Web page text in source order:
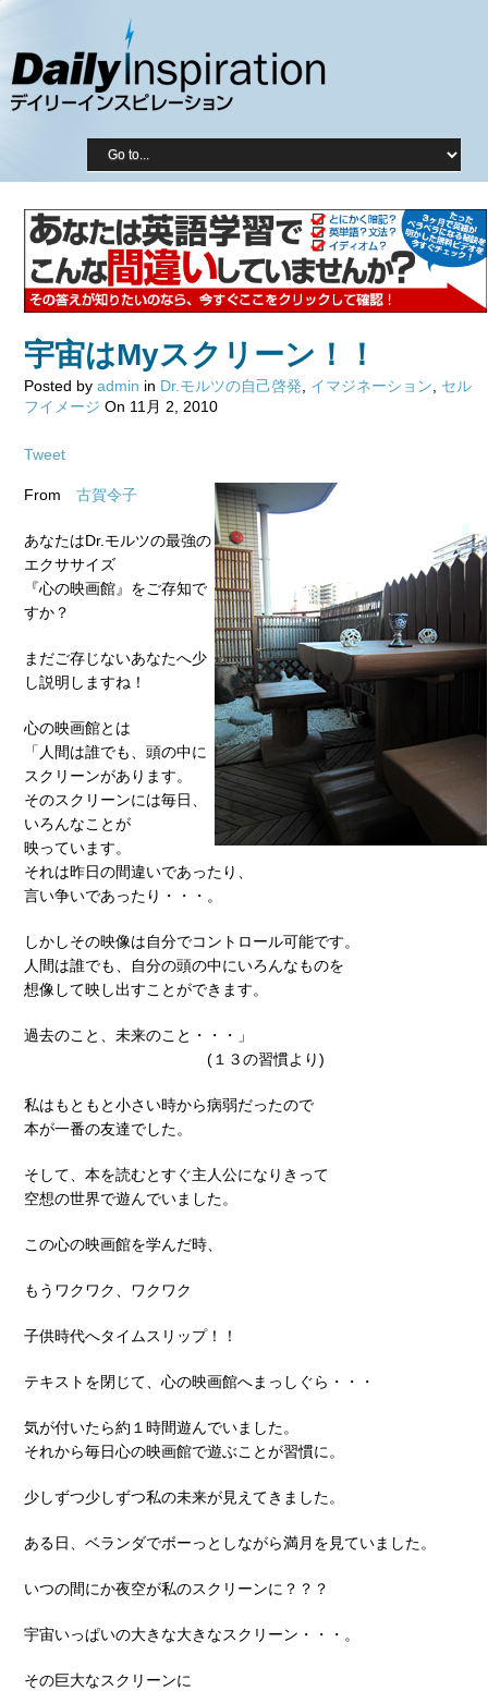
宇宙はMyスクリーン！！
Posted by admin in Dr.モルツの自己啓発 イマジネーション
セル
フイメージ On 11月 2, 2010
Tweet
From 古賀令子
あなたはDr.モルツの最強の
エクササイズ
『心の映画館』をご存知で
すか？
まだご存じないあなたへ少
し説明しますね！
心の映画館とは
「人間は誰でも、頭の中に
スクリーンがあります。
そのスクリーンには毎日、
いろんなことが
映っています。
それは昨日の間違いであったり、
言い争いであったり・・・。
しかしその映像は自分でコントロール可能です。
人間は誰でも、自分の頭の中にいろんなものを
想像して映し出すことができます。
過去のこと、未来のこと・・・」
(１３の習慣より)
私はもともと小さい時から病弱だったので
本が一番の友達でした。
そして、本を読むとすぐ主人公になりきって
空想の世界で遊んでいました。
この心の映画館を学んだ時、
もうワクワク、ワクワク
子供時代へタイムスリップ！！
テキストを閉じて、心の映画館へまっしぐら・・・
気が付いたら約１時間遊んでいました。
それから毎日心の映画館で遊ぶことが習慣に。
少しずつ少しずつ私の未来が見えてきました。
ある日、ベランダでボーっとしながら満月を見ていました。
いつの間にか夜空が私のスクリーンに？？？
宇宙いっぱいの大きな大きなスクリーン・・・。
その巨大なスクリーンに